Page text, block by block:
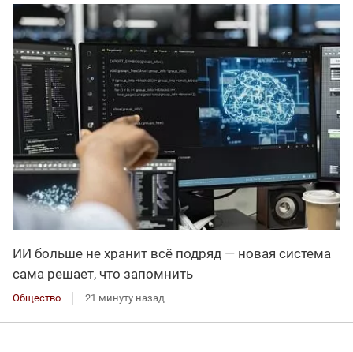
ИИ больше не хранит всё подряд — новая система
сама решает, что запомнить
Общество 21 минуту назад